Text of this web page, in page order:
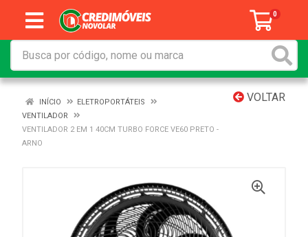
0
VOLTAR
INÍCIO
ELETROPORTÁTEIS
VENTILADOR
VENTILADOR 2 EM 1 40CM TURBO FORCE VE60 PRETO -
ARNO